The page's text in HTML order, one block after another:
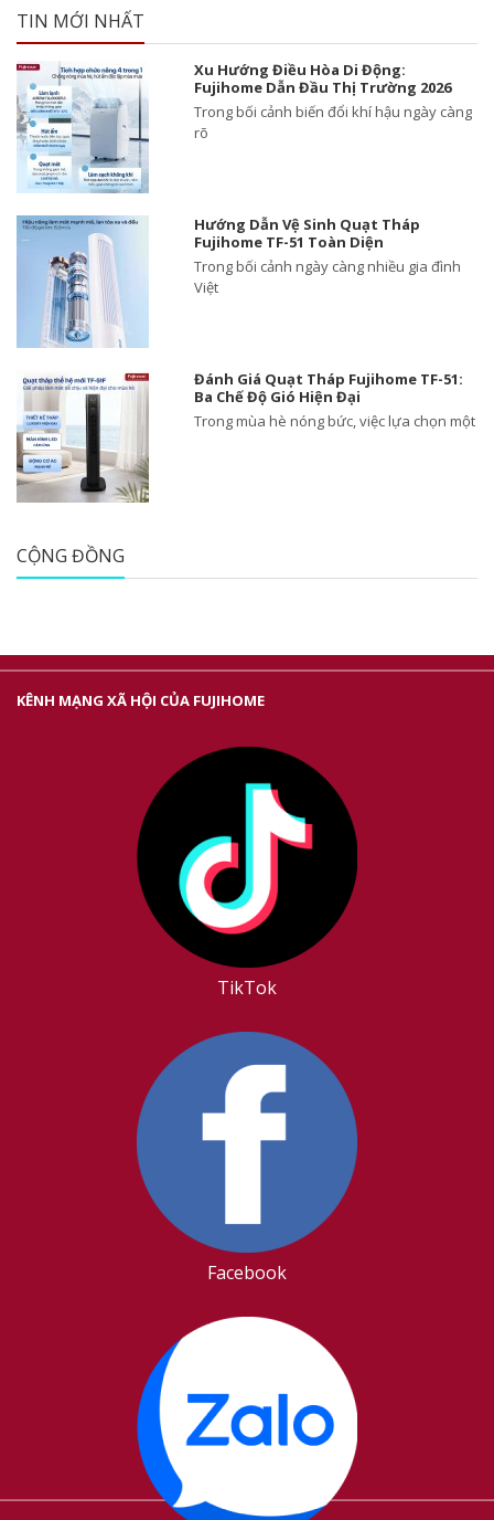
TIN MỚI NHẤT
Xu Hướng Điều Hòa Di Động:
Fujihome Dẫn Đầu Thị Trường 2026
Trong bối cảnh biến đổi khí hậu ngày càng
rõ
Hướng Dẫn Vệ Sinh Quạt Tháp
Fujihome TF-51 Toàn Diện
Trong bối cảnh ngày càng nhiều gia đình
Việt
Đánh Giá Quạt Tháp Fujihome TF-51:
Ba Chế Độ Gió Hiện Đại
Trong mùa hè nóng bức, việc lựa chọn một
CỘNG ĐỒNG
KÊNH MẠNG XÃ HỘI CỦA FUJIHOME
TikTok
Facebook